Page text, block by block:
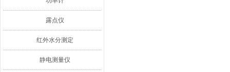
露点仪
红外水分测定
静电测量仪